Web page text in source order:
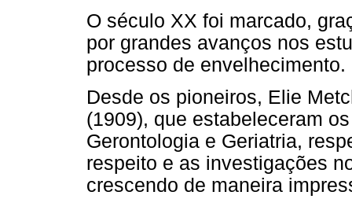
O século XX foi marcado,
por grandes avanços nos
processo de envelhecimento.
Desde os pioneiros, Elie
(1909), que estabeleceram
Gerontologia e Geriatria,
respeito e as investigações
crescendo de maneira